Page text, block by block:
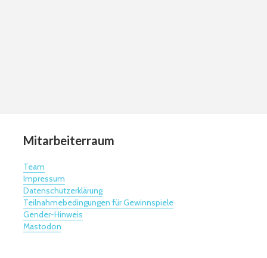
Mitarbeiterraum
Team
Impressum
Datenschutzerklärung
Teilnahmebedingungen für Gewinnspiele
Gender-Hinweis
Mastodon